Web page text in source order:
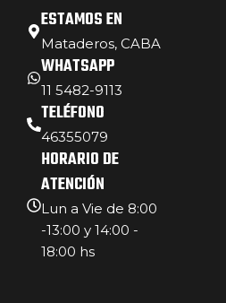
ESTAMOS EN
Mataderos, CABA
WHATSAPP
11 5482-9113
TELÉFONO
46355079
HORARIO DE
ATENCIÓN
Lun a Vie de 8:00
-13:00 y 14:00 -
18:00 hs